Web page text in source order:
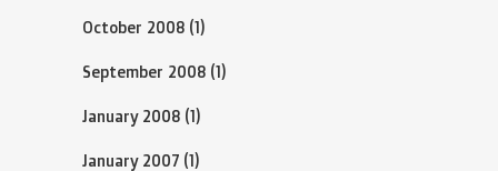
October 2008 (1)
September 2008 (1)
January 2008 (1)
January 2007 (1)